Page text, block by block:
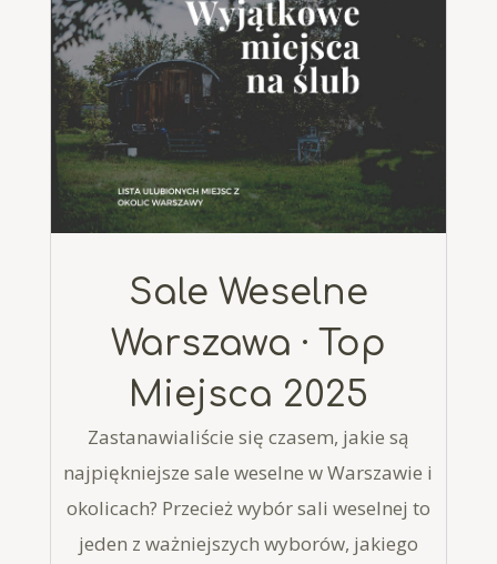
Sale Weselne
Warszawa · Top
Miejsca 2025
Zastanawialiście się czasem, jakie są
najpiękniejsze sale weselne w Warszawie i
okolicach? Przecież wybór sali weselnej to
jeden z ważniejszych wyborów, jakiego